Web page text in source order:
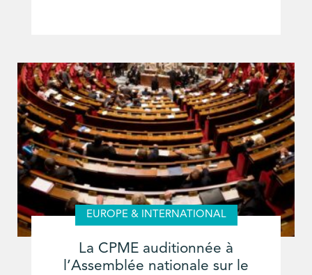
EUROPE & INTERNATIONAL
La CPME auditionnée à
l’Assemblée nationale sur le